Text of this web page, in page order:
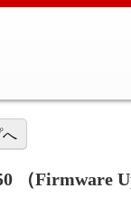
へ
（Firmware